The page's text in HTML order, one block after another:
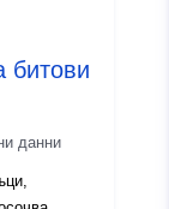
битови
данни